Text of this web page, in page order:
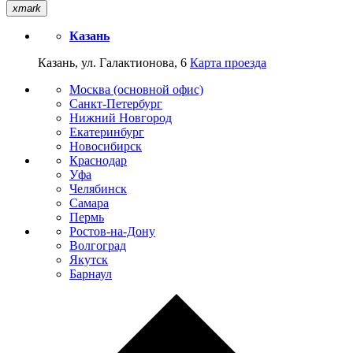
xmark
Казань
Казань, ул. Галактионова, 6 Карта проезда
Москва (основной офис)
Санкт-Петербург
Нижний Новгород
Екатеринбург
Новосибирск
Краснодар
Уфа
Челябинск
Самара
Пермь
Ростов-на-Дону
Волгоград
Якутск
Барнаул